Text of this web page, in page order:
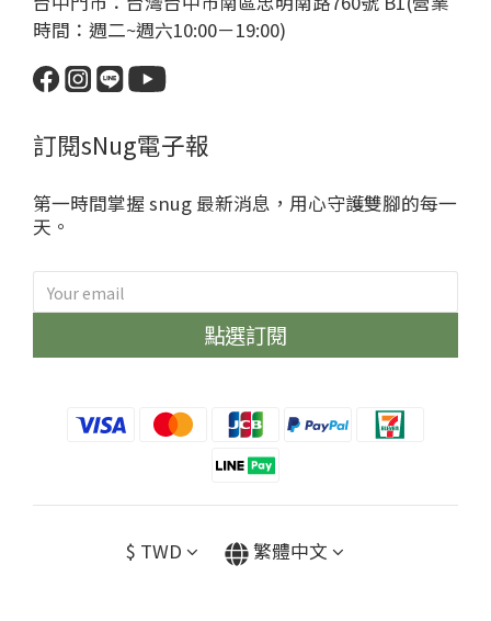
時間：週二~週六10:00－19:00)
訂閱sNug電子報
第一時間掌握 snug 最新消息，用心守護雙腳的每一
天。
點選訂閱
$ TWD 繁體中文
sNug給足呵護
哈囉~很開心見到你😁
眾多明星球星愛用推薦的神奇永久
衣褲通通限時優惠中！
【hi9za】，結帳不限金額可以現
折30元喔🩷🩷🩷